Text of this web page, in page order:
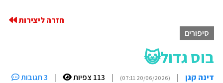
חזרה ליצירות
סיפורים
בוס גדול😺
דינה קגן |
(20/06/2026 07:11)
| 113 צפיות |
3 תגובות